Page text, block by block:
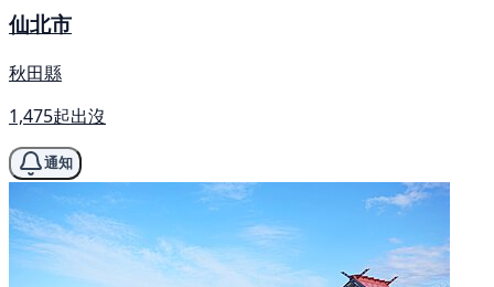
仙北市
秋田縣
1,475起出沒
通知